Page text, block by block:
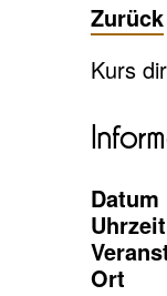
Zurück
Kurs
Datum
Uhrzeit
Ort